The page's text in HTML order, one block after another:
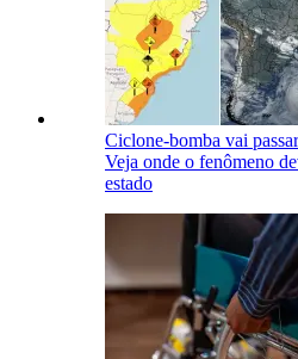
Ciclone-bomba vai
Veja onde o fenômeno
estado